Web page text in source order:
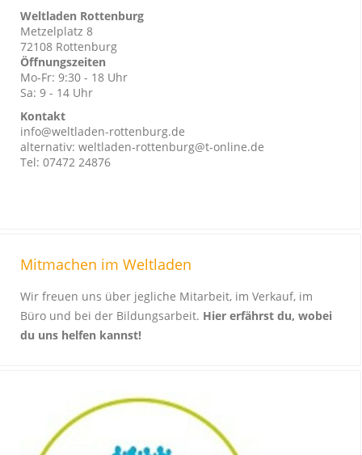
Weltladen Rottenburg
Metzelplatz 8
72108 Rottenburg
Öffnungszeiten
Mo-Fr: 9:30 - 18 Uhr
Sa: 9 - 14 Uhr
Kontakt
info@weltladen-rottenburg.de
alternativ: weltladen-rottenburg@t-online.de
Tel: 07472 24876
Mitmachen im Weltladen
Wir freuen uns über jegliche Mitarbeit, im Verkauf, im
Büro und bei der Bildungsarbeit. Hier erfährst du, wobei
du uns helfen kannst!